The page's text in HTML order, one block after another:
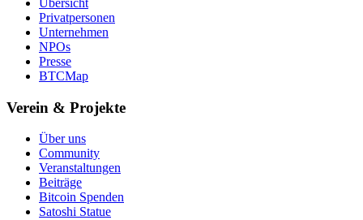
Übersicht
Privatpersonen
Unternehmen
NPOs
Presse
BTCMap
Verein & Projekte
Über uns
Community
Veranstaltungen
Beiträge
Bitcoin Spenden
Satoshi Statue